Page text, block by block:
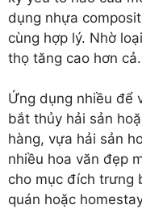
dụng nhựa
cùng hợp lý. Nhờ
thọ tăng cao hơn cả.
Ứng dụng nhiều để
bắt thủy hải sản
hàng, vựa hải sản
nhiều hoa văn đẹp
cho mục đích trưng
quán hoặc